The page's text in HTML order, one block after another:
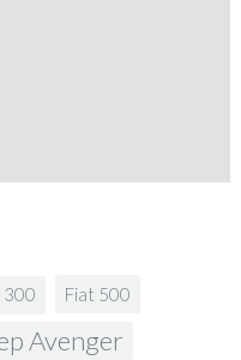
300 Fiat 500
Avenger